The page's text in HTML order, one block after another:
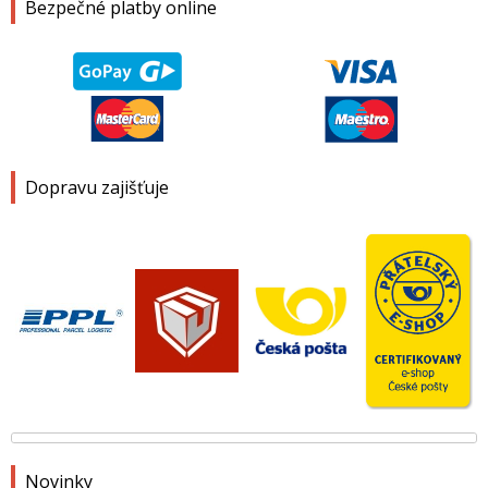
Bezpečné platby online
Dopravu zajišťuje
Novinky